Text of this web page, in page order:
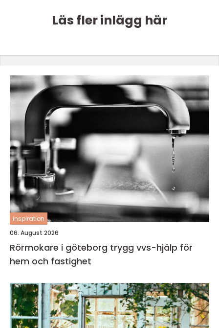
Läs fler inlägg här
inspiration
06. August 2026
Rörmokare i göteborg trygg vvs-hjälp för
hem och fastighet